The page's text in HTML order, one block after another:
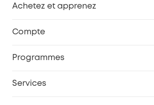
Achetez et apprenez
Compte
Programmes
Services